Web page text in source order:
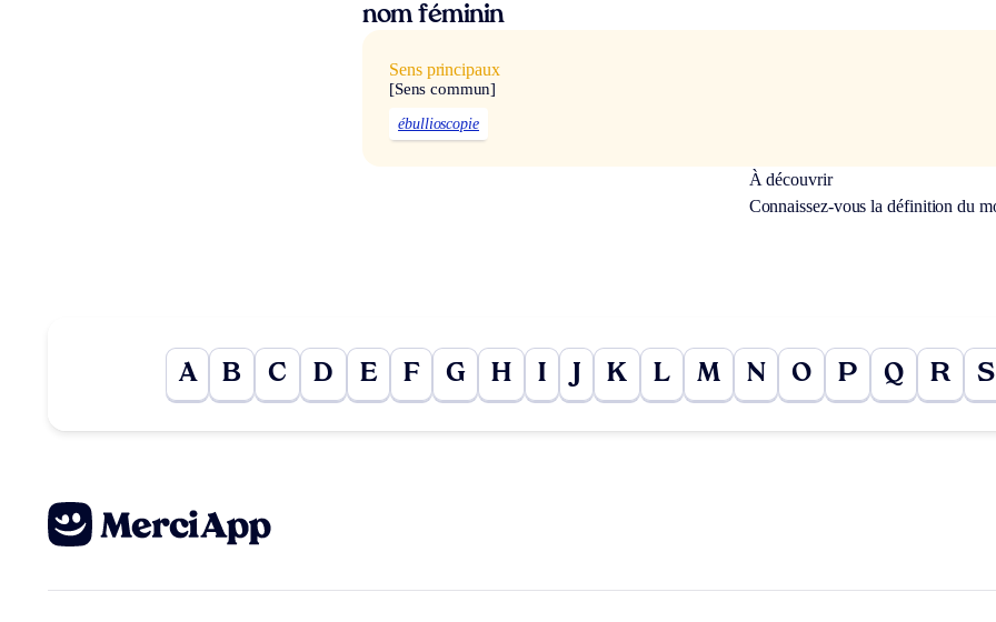
nom féminin
Sens principaux
[Sens commun]
ébullioscopie
À découvrir
Connaissez-vous la définition du
A B C D E F G H I J K L M N O P Q R S